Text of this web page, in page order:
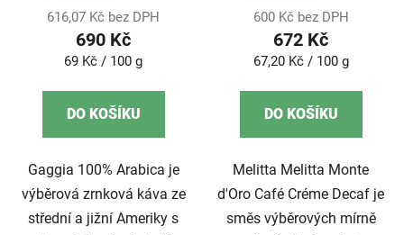
616,07 Kč bez DPH
690 Kč
Měrná
69 Kč / 100 g
DO KOŠÍKU
Gaggia 100% Arabica je
výběrová zrnková káva ze
střední a jižní Ameriky s
600 Kč bez DPH
672 Kč
Měrná
67,20 Kč / 100 g
DO KOŠÍKU
Melitta Melitta Monte
d'Oro Café Créme Decaf je
směs výběrových mírně